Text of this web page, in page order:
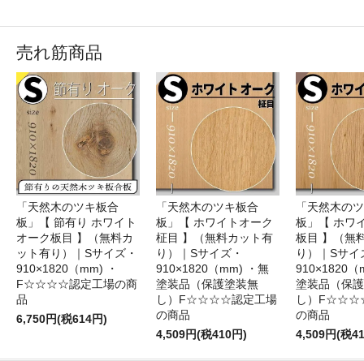
売れ筋商品
「天然木のツキ板合
板」【 節有り ホワイト
オーク板目 】（無料カ
ット有り）｜Sサイズ・
910×1820（mm) ・
F☆☆☆☆認定工場の商
品
6,750円(税614円)
「天然木のツキ板合
板」【 ホワイトオーク
柾目 】（無料カット有
り）｜Sサイズ・
910×1820（mm) ・無
塗装品（保護塗装無
し）F☆☆☆☆認定工場
の商品
4,509円(税410円)
「天然木の
板」【 ホワ
板目 】（無
り）｜Sサイ
910×1820（
塗装品（保
し）
の商品
4,509円(税